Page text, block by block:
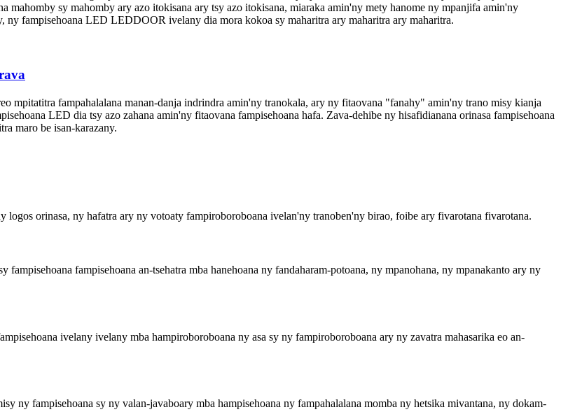
mahomby sy mahomby ary azo itokisana ary tsy azo itokisana, miaraka amin'ny mety hanome ny mpanjifa amin'ny
fampisehoana LED LEDDOOR ivelany dia mora kokoa sy maharitra ary maharitra ary maharitra.
mpitatitra fampahalalana manan-danja indrindra amin'ny tranokala, ary ny fitaovana "fanahy" amin'ny trano misy kianja
LED dia tsy azo zahana amin'ny fitaovana fampisehoana hafa. Zava-dehibe ny hisafidianana orinasa fampisehoana
maro be isan-karazany.
logos orinasa, ny hafatra ary ny votoaty fampiroboroboana ivelan'ny tranoben'ny birao, foibe ary fivarotana fivarotana.
fampisehoana an-tsehatra mba hanehoana ny fandaharam-potoana, ny mpanohana, ny mpanakanto ary ny
ivelany ivelany mba hampiroboroboana ny asa sy ny fampiroboroboana ary ny zavatra mahasarika eo an-
ny fampisehoana sy ny valan-javaboary mba hampisehoana ny fampahalalana momba ny hetsika mivantana, ny dokam-